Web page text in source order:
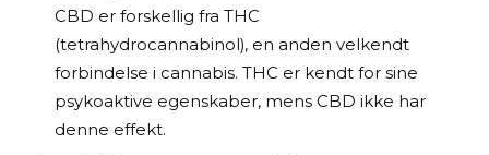
CBD er forskellig fra THC
(tetrahydrocannabinol), en anden velkendt
forbindelse i cannabis. THC er kendt for sine
psykoaktive egenskaber, mens CBD ikke har
denne effekt.